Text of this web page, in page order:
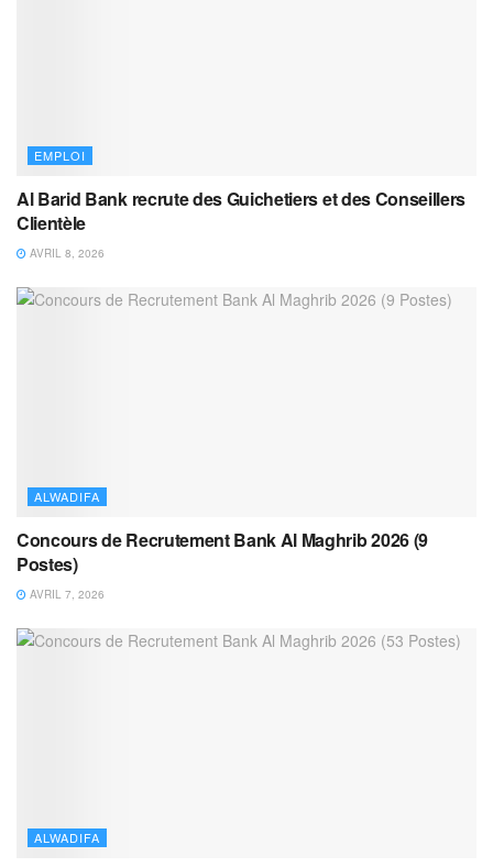
EMPLOI
Al Barid Bank recrute des Guichetiers et des Conseillers
Clientèle
AVRIL 8, 2026
ALWADIFA
Concours de Recrutement Bank Al Maghrib 2026 (9
Postes)
AVRIL 7, 2026
ALWADIFA